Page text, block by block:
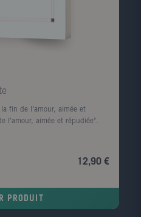
fin de l'amour, aimée et
l'amour, aimée et répudiée".
12,90 €
PRODUIT